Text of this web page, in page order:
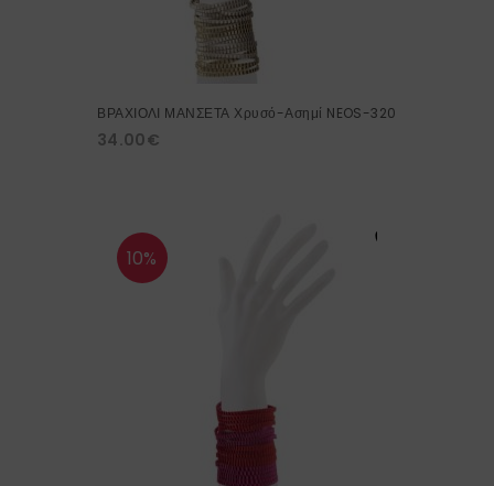
ΒΡΑΧΙΟΛΙ ΜΑΝΣΕΤΑ Χρυσό-Ασημί NEOS-320
34.00€
10%